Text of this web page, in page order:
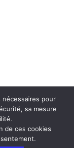
pour
sa mesure
de ces cookies